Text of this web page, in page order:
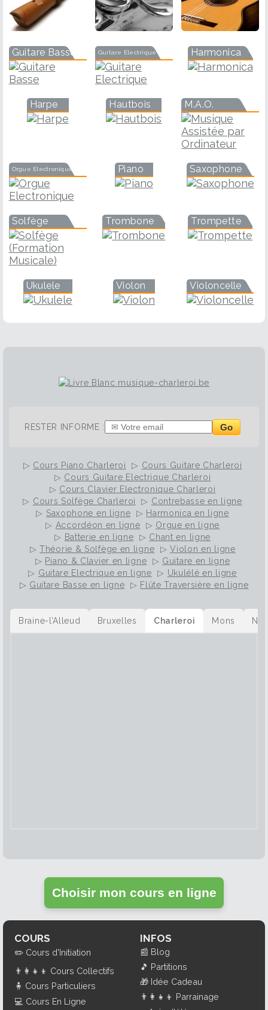
Guitare Basse Guitare Electrique Harmonica
Harpe Hautbois M.A.O.
Orgue Electronique Piano Saxophone
Solfège Trombone Trompette
Ukulele Violon Violoncelle
RESTER INFORME : Go
▷ Cours Piano Charleroi ▷ Cours Guitare Charleroi
▷ Cours Guitare Electrique Charleroi
▷ Cours Clavier Electronique Charleroi
▷ Cours Solfège Charleroi ▷ Contrebasse en ligne
▷ Saxophone en ligne ▷ Harmonica en ligne
▷ Accordéon en ligne ▷ Orgue en ligne
▷ Batterie en ligne ▷ Chant en ligne
▷Théorie & Solfège en ligne ▷Violon en ligne
▷ Piano & Clavier en ligne ▷ Guitare en ligne
▷ Guitare Electrique en ligne ▷ Ukulélé en ligne
▷ Guitare Basse en ligne ▷ Flûte Traversière en ligne
Braine-l’Alleud Bruxelles Charleroi Mons
Choisir mon cours en ligne
COURS
✏️ Cours d'Initiation
👨‍👩‍👧‍👦 Cours Collectifs
🧍 Cours Particuliers
💻 Cours En Ligne
INFOS
📰 Blog
🎵 Partitions
🎁 Idée Cadeau
👨‍👩‍👧‍👦 Parrainage